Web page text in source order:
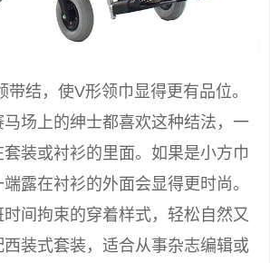
带结，使V形领巾显得更有品位。
场上的绅士都喜欢这种结法，一
装或衬衫的里面。如果是小方巾
露在衬衫的外面会显得更时尚。
间拘束的穿着样式，轻松自然又
装式套装，适合从事杂志编辑或